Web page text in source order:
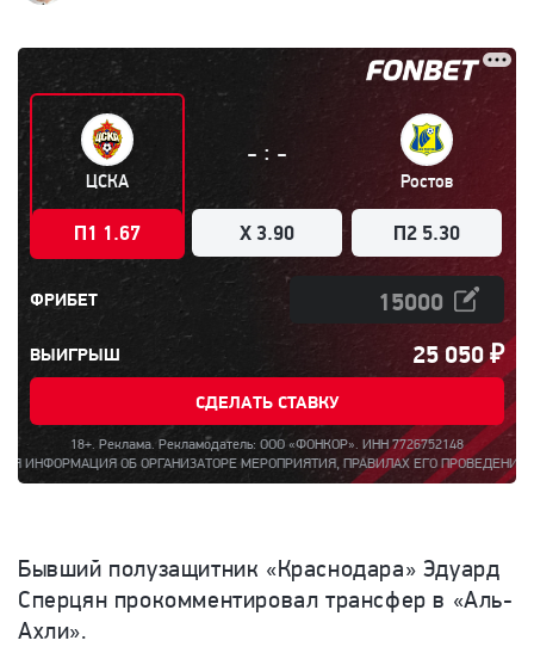
ЦСКА
П1 1.67
- : -
X 3.90
Ростов
П2 5.30
ФРИБЕТ
ВЫИГРЫШ 25 050₽
СДЕЛАТЬ СТАВКУ
18+. Реклама. Рекламодатель: ООО «ФОНКОР». ИНН 7726752148
ОБ ОРГАНИЗАТОРЕ МЕРОПРИЯТИЯ, ПРАВИЛАХ ЕГО ПРОВЕДЕНИЯ,
Бывший полузащитник «Краснодара» Эдуард
Сперцян прокомментировал трансфер в «Аль-
Ахли».